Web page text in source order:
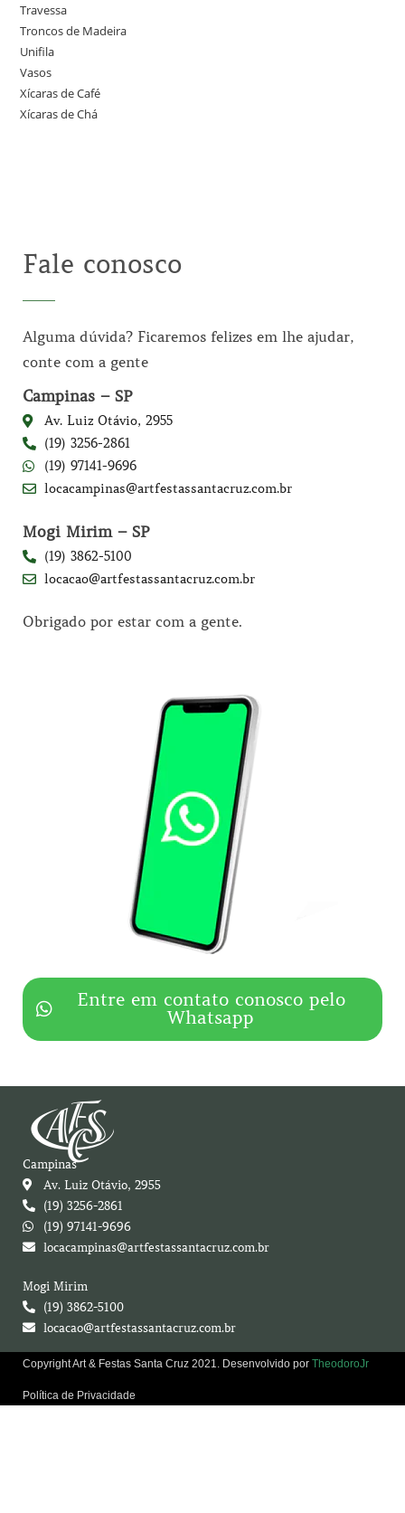
Travessa
Troncos de Madeira
Unifila
Vasos
Xícaras de Café
Xícaras de Chá
Fale conosco
Alguma dúvida? Ficaremos felizes em lhe ajudar,
conte com a gente
Campinas – SP
Av. Luiz Otávio, 2955
(19) 3256-2861
(19) 97141-9696
locacampinas@artfestassantacruz.com.br
Mogi Mirim – SP
(19) 3862-5100
locacao@artfestassantacruz.com.br
Obrigado por estar com a gente.
Entre em contato conosco pelo
Whatsapp
Campinas
Av. Luiz Otávio, 2955
(19) 3256-2861
(19) 97141-9696
locacampinas@artfestassantacruz.com.br
Mogi Mirim
(19) 3862-5100
locacao@artfestassantacruz.com.br
Copyright Art & Festas Santa Cruz 2021. Desenvolvido por TheodoroJr
Política de Privacidade